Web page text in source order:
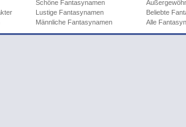
Schöne Fantasynamen
Lustige Fantasynamen
Beliebte
Männliche Fantasynamen Alle